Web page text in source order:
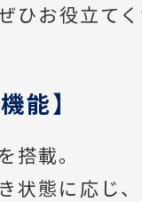
ひお役立て
能】
載。
状態に応じ